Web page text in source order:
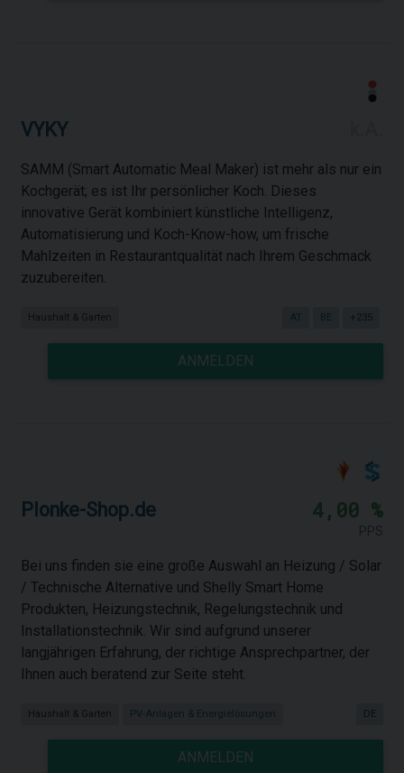
VYKY
SAMM (Smart Automatic Meal Maker) ist mehr als nur ein
Kochgerät; es ist Ihr persönlicher Koch. Dieses
innovative Gerät kombiniert künstliche Intelligenz,
Automatisierung und Koch-Know-how, um frische
Mahlzeiten in Restaurantqualität nach Ihrem Geschmack
zuzubereiten.
Haushalt & Garten AT BE +235
ANMELDEN
Plonke-Shop.de 4,00 %
Bei uns finden sie eine große Auswahl an Heizung / Solar
/ Technische Alternative und Shelly Smart Home
Produkten, Heizungstechnik, Regelungstechnik und
Installationstechnik. Wir sind aufgrund unserer
langjährigen Erfahrung, der richtige Ansprechpartner, der
Ihnen auch beratend zur Seite steht.
Haushalt & Garten PV-Anlagen & Energielösungen DE
ANMELDEN